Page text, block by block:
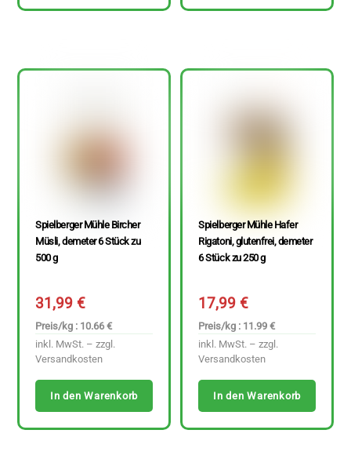
Spielberger Mühle Bircher
Müsli, demeter 6 Stück zu
500 g
31,99€
Preis/kg : 10.66 €
inkl. MwSt. – zzgl.
Versandkosten
In den Warenkorb
Spielberger Mühle Hafer
Rigatoni, glutenfrei, demeter
6 Stück zu 250 g
17,99€
Preis/kg : 11.99 €
inkl. MwSt. – zzgl.
Versandkosten
In den Warenkorb